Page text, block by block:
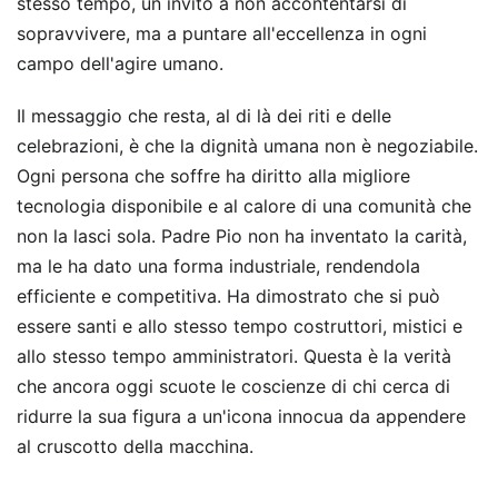
sopravvivere, ma a puntare all'eccellenza in ogni
campo dell'agire umano.
Il messaggio che resta, al di là dei riti e delle
celebrazioni, è che la dignità umana non è negoziabile.
Ogni persona che soffre ha diritto alla migliore
tecnologia disponibile e al calore di una comunità che
non la lasci sola. Padre Pio non ha inventato la carità,
ma le ha dato una forma industriale, rendendola
efficiente e competitiva. Ha dimostrato che si può
essere santi e allo stesso tempo costruttori, mistici e
allo stesso tempo amministratori. Questa è la verità
che ancora oggi scuote le coscienze di chi cerca di
ridurre la sua figura a un'icona innocua da appendere
al cruscotto della macchina.